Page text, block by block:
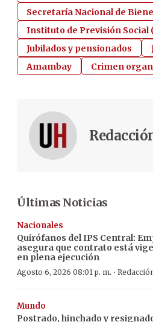
Secretaría Nacional de
Instituto de Previsión Social
Jubilados y pensionados
Amambay
Crimen
Últimas Noticias
Nacionales
Quirófanos del IPS Central:
asegura que contrato está
en plena ejecución
Agosto 6, 2026 08:01 p. m. ·
Mundo
Postrado, hinchado y